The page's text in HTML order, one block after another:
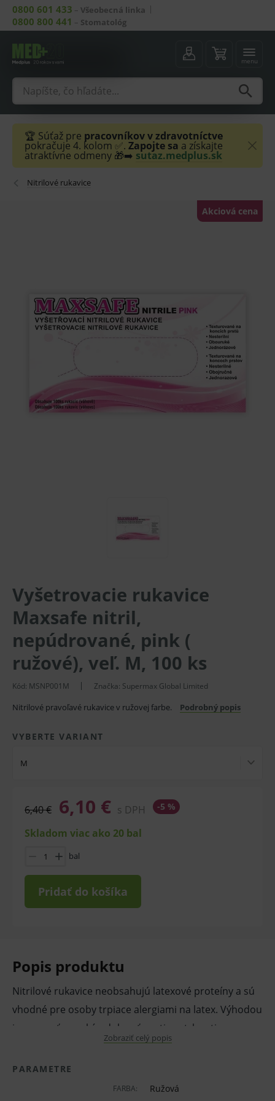
0800 601 433 – Všeobecná linka
0800 800 441 – Stomatológ
menu
🏆 Súťaž pre pracovníkov v zdravotníctve
pokračuje 4. kolom ✅. Zapojte sa a získajte
atraktívne odmeny 🎁➡️ sutaz.medplus.sk
Nitrilové rukavice
Akciová cena
Vyšetrovacie rukavice
Maxsafe nitril,
nepúdrované, pink (
ružové), veľ. M, 100 ks
Kód: MSNP001M Značka: Supermax Global Limited
Nitrilové pravoľavé rukavice v ružovej farbe. Podrobný popis
VYBERTE VARIANT
M
6,40 € 6,10 € s DPH -5 %
Skladom viac ako 20 bal
bal
Pridať do košíka
Popis produktu
Nitrilové rukavice neobsahujú latexové proteíny a sú
vhodné pre osoby trpiace alergiami na latex. Výhodou
je pevnosť, vysoká odolnosť proti pretrhnutiu,
rukavice sú veľmi tenké, a preto ponúkajú maximálnu
hmatovú citlivosť.
Nitrilové rukavice nájdu využitie vo všetkých
Zobraziť celý popis
PARAMETRE
FARBA: Ružová